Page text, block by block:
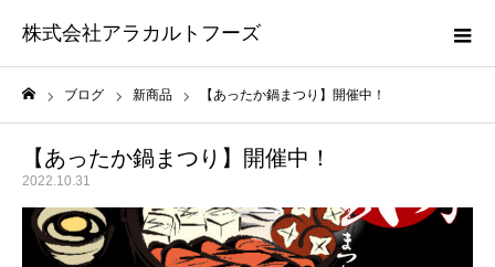
株式会社アラカルトフーズ
ブログ 新商品 【あったか鍋まつり】開催中！
【あったか鍋まつり】開催中！
2022.10.31